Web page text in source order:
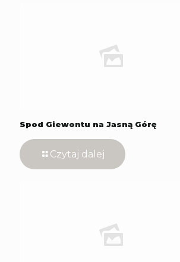
Spod Giewontu na Jasną Górę
Czytaj dalej